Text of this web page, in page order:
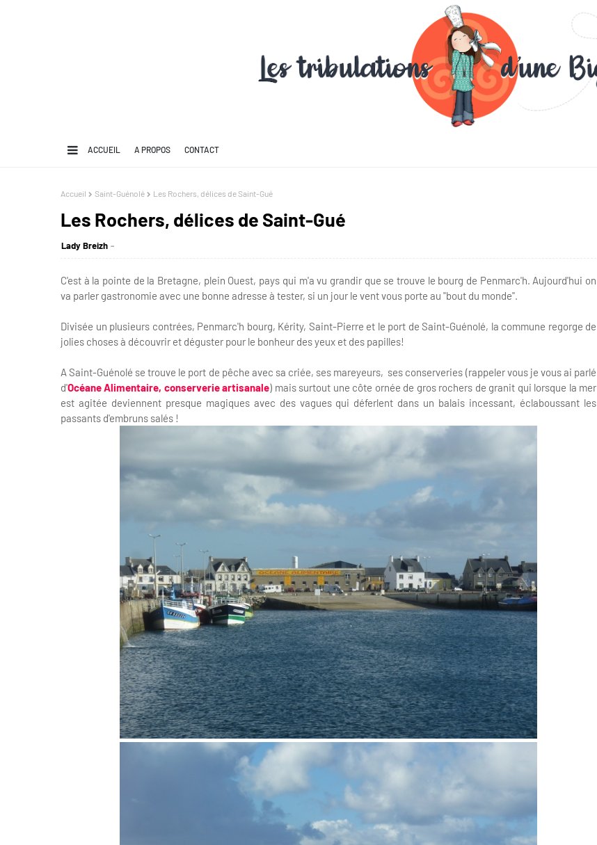
ACCUEIL A PROPOS CONTACT
Accueil Saint-Guénolé Les Rochers, délices de Saint-Gué
Les Rochers, délices de Saint-Gué
Lady Breizh
C'est à la pointe de la Bretagne, plein Ouest, pays qui m'a vu grandir que se trouve le bourg de Penmarc'h. Aujourd'hui on
va parler gastronomie avec une bonne adresse à tester, si un jour le vent vous porte au "bout du monde".
Divisée un plusieurs contrées, Penmarc'h bourg, Kérity, Saint-Pierre et le port de Saint-Guénolé, la commune regorge de
jolies choses à découvrir et déguster pour le bonheur des yeux et des papilles!
A Saint-Guénolé se trouve le port de pêche avec sa criée, ses mareyeurs, ses conserveries (rappeler vous je vous ai parlé
d'Océane Alimentaire, conserverie artisanale) mais surtout une côte ornée de gros rochers de granit qui lorsque la mer
est agitée deviennent presque magiques avec des vagues qui déferlent dans un balais incessant, éclaboussant les
passants d'embruns salés !